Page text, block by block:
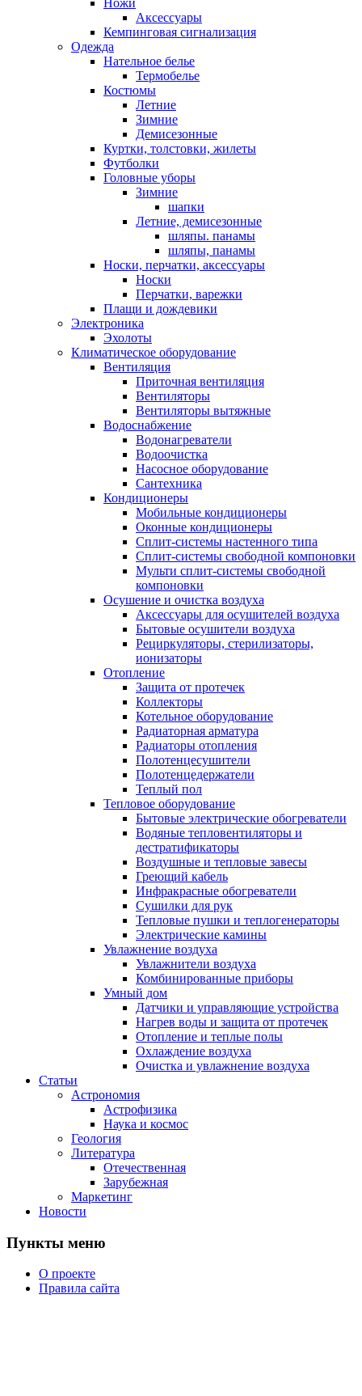
Ножи
Аксессуары
Кемпинговая сигнализация
Одежда
Нательное белье
Термобелье
Костюмы
Летние
Зимние
Демисезонные
Куртки, толстовки, жилеты
Футболки
Головные уборы
Зимние
шапки
Летние, демисезонные
шляпы. панамы
шляпы, панамы
Носки, перчатки, аксессуары
Носки
Перчатки, варежки
Плащи и дождевики
Электроника
Эхолоты
Климатическое оборудование
Вентиляция
Приточная вентиляция
Вентиляторы
Вентиляторы вытяжные
Водоснабжение
Водонагреватели
Водоочистка
Насосное оборудование
Сантехника
Кондиционеры
Мобильные кондиционеры
Оконные кондиционеры
Сплит-системы настенного типа
Сплит-системы свободной компоновки
Мульти сплит-системы свободной
компоновки
Осушение и очистка воздуха
Аксессуары для осушителей воздуха
Бытовые осушители воздуха
Рециркуляторы, стерилизаторы,
ионизаторы
Отопление
Защита от протечек
Коллекторы
Котельное оборудование
Радиаторная арматура
Радиаторы отопления
Полотенцесушители
Полотенцедержатели
Теплый пол
Тепловое оборудование
Бытовые электрические обогреватели
Водяные тепловентиляторы и
дестратификаторы
Воздушные и тепловые завесы
Греющий кабель
Инфракрасные обогреватели
Сушилки для рук
Тепловые пушки и теплогенераторы
Электрические камины
Увлажнение воздуха
Увлажнители воздуха
Комбинированные приборы
Умный дом
Датчики и управляющие устройства
Нагрев воды и защита от протечек
Отопление и теплые полы
Охлаждение воздуха
Очистка и увлажнение воздуха
Статьи
Астрономия
Астрофизика
Наука и космос
Геология
Литература
Отечественная
Зарубежная
Маркетинг
Новости
Пункты меню
О проекте
Правила сайта